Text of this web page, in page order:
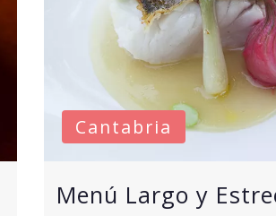
Cantabria
Menú Largo y